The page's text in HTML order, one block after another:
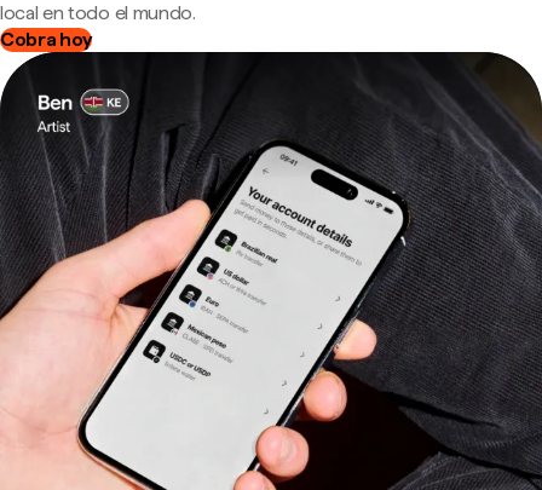
local en todo el mundo.
Cobra hoy